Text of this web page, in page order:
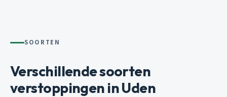
SOORTEN
Verschillende soorten
verstoppingen in Uden